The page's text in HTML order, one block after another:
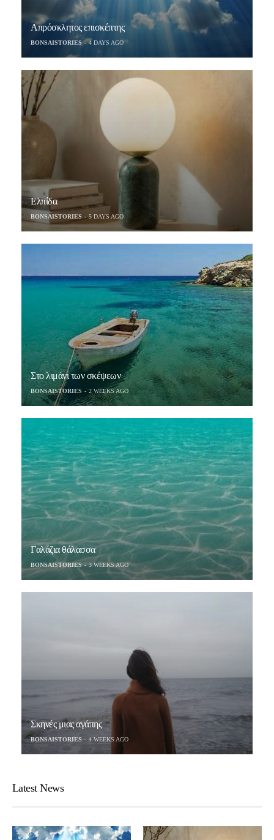
Απρόσκλητος επισκέπτης
BONSAISTORIES 4 DAYS AGO
Ελπίδα
BONSAISTORIES 5 DAYS AGO
Στο λιμάνι των σκέψεων
BONSAISTORIES 2 WEEKS AGO
Γαλάζια θάλασσα
BONSAISTORIES 3 WEEKS AGO
Σκηνές μιας αγάπης
BONSAISTORIES 4 WEEKS AGO
Latest News